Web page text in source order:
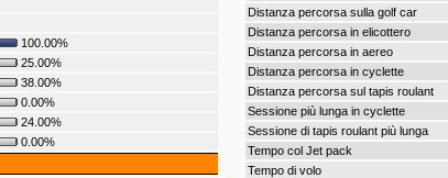
100.00%
25.00%
38.00%
0.00%
24.00%
0.00%
Distanza percorsa sulla golf car
Distanza percorsa in elicottero
Distanza percorsa in aereo
Distanza percorsa in cyclette
Distanza percorsa sul tapis roulant
Sessione più lunga in cyclette
Sessione di tapis roulant più lunga
Tempo col Jet pack
Tempo di volo